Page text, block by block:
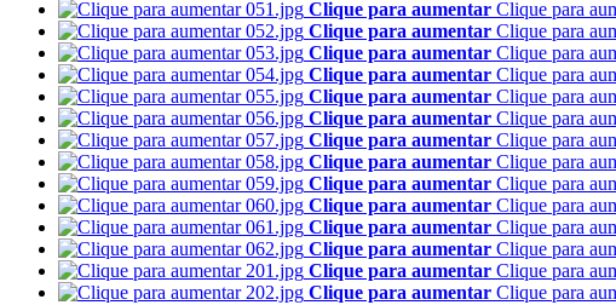
Clique para aumentar Clique para
Clique para aumentar Clique para
Clique para aumentar Clique para
Clique para aumentar Clique para
Clique para aumentar Clique para
Clique para aumentar Clique para
Clique para aumentar Clique para
Clique para aumentar Clique para
Clique para aumentar Clique para
Clique para aumentar Clique para
Clique para aumentar Clique para
Clique para aumentar Clique para
Clique para aumentar Clique para
Clique para aumentar Clique para